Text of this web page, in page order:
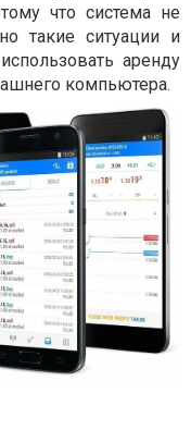
что система не
такие ситуации и
аренду
компьютера.